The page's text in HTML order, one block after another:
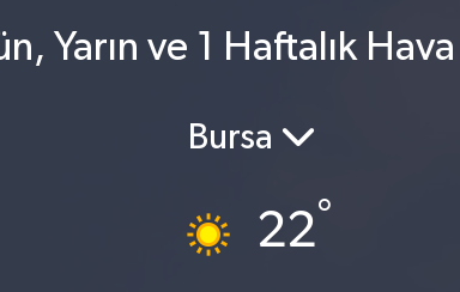
Yarın ve 1 Haftalık
Bursa
22°